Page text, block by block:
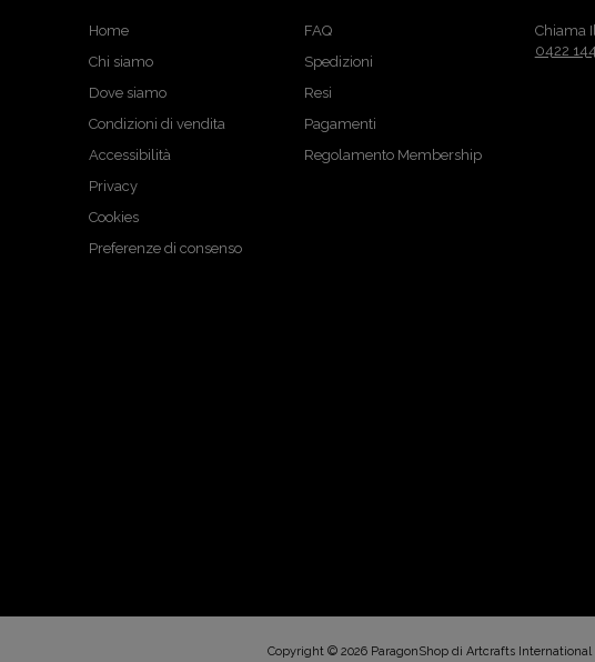
Home
Chi siamo
Dove siamo
Condizioni di vendita
Accessibilità
Privacy
Cookies
Preferenze di consenso
FAQ
Spedizioni
Resi
Pagamenti
Regolamento Membership
Chiama
0422
Copyright © 2026 ParagonShop di Artcrafts International